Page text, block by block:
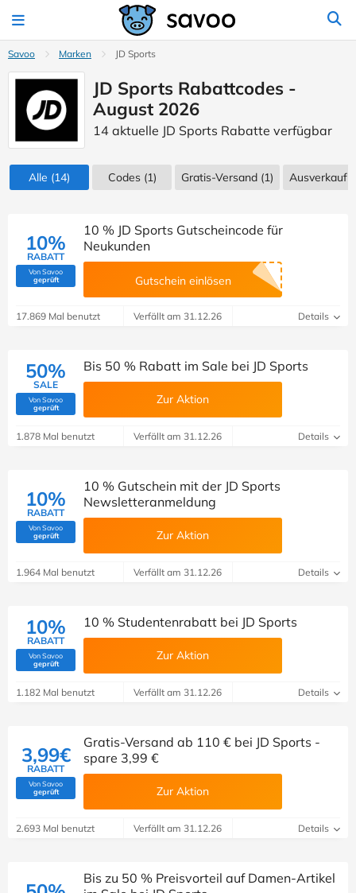
Savoo Marken JD Sports
JD Sports Rabattcodes -
August 2026
14 aktuelle JD Sports Rabatte verfügbar
Alle (14) Codes(1) Gratis-Versand (1) Ausverkauf
10%
RABATT
Von Savoo
geprüft(Von Savoo geprüft)
10 % JD Sports Gutscheincode für
Neukunden
Gutschein einlösen
17.869 Mal benutzt Verfällt am 31.12.26 Details
50%
SALE
Von Savoo
geprüft(Von Savoo geprüft)
Bis 50 % Rabatt im Sale bei JD Sports
Zur Aktion
1.878 Mal benutzt Verfällt am 31.12.26 Details
10%
RABATT
Von Savoo
geprüft(Von Savoo geprüft)
10 % Gutschein mit der JD Sports
Newsletteranmeldung
Zur Aktion
1.964 Mal benutzt Verfällt am 31.12.26 Details
10%
RABATT
Von Savoo
geprüft(Von Savoo geprüft)
10 % Studentenrabatt bei JD Sports
Zur Aktion
1.182 Mal benutzt Verfällt am 31.12.26 Details
3,99€
RABATT
Von Savoo
geprüft(Von Savoo geprüft)
Gratis-Versand ab 110 € bei JD Sports -
spare 3,99 €
Zur Aktion
2.693 Mal benutzt Verfällt am 31.12.26 Details
Bis zu 50 % Preisvorteil auf Damen-Artikel